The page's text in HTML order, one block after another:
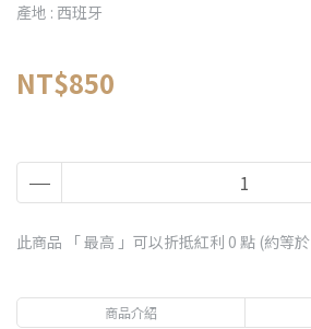
產地 : 西班牙
NT$850
此商品 「 最高 」可以折抵紅利 0 點 (約等於
商品介紹